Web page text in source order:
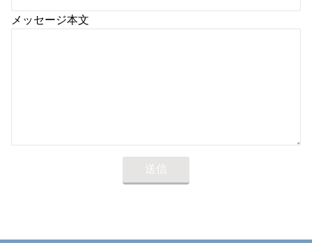
メッセージ本文